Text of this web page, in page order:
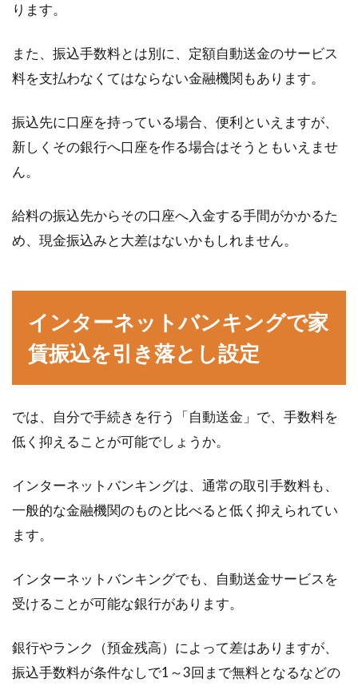
ります。
また、振込手数料とは別に、定額自動送金のサービス
料を支払わなくてはならない金融機関もあります。
振込先に口座を持っている場合、便利といえますが、
新しくその銀行へ口座を作る場合はそうともいえませ
ん。
給料の振込先からその口座へ入金する手間がかかるた
め、現金振込みと大差はないかもしれません。
インターネットバンキングで家
賃振込を引き落とし設定
では、自分で手続きを行う「自動送金」で、手数料を
低く抑えることが可能でしょうか。
インターネットバンキングは、通常の取引手数料も、
一般的な金融機関のものと比べると低く抑えられてい
ます。
インターネットバンキングでも、自動送金サービスを
受けることが可能な銀行があります。
銀行やランク（預金残高）によって差はありますが、
振込手数料が条件なしで1～3回まで無料となるなどの